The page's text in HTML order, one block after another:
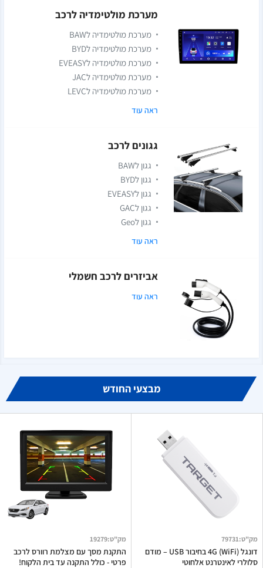
מערכת מולטימדיה לרכב
מערכת מולטימדיה לBAW
מערכת מולטימדיה לBYD
מערכת מולטימדיה לEVEASY
מערכת מולטימדיה לJAC
מערכת מולטימדיה לLEVC
ראה עוד
גגונים לרכב
גגון לBAW
גגון לBYD
גגון לEVEASY
גגון לGAC
גגון לGeo
ראה עוד
אביזרים לרכב חשמלי
ראה עוד
מבצעי החודש
מק"ט:
19279
התקנת מסך עם מצלמת רוורס לרכב
פרטי - כולל התקנה עד בית הלקוח!
מק"ט:
79731
דונגל 4G (WiFi) בחיבור USB – מודם
סלולרי לאינטרנט אלחוטי